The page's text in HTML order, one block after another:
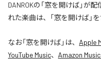
DANROKの「窓を開けば」が
れた楽曲は、「窓を開けば」
なお「窓を開けば」は、 Apple
YouTube Music、 Amazon